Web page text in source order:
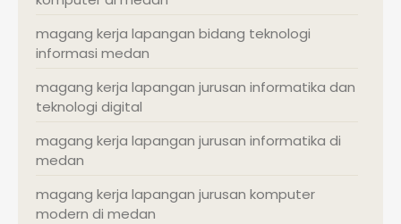
magang kerja lapangan bidang teknologi
informasi medan
magang kerja lapangan jurusan informatika dan
teknologi digital
magang kerja lapangan jurusan informatika di
medan
magang kerja lapangan jurusan komputer
modern di medan